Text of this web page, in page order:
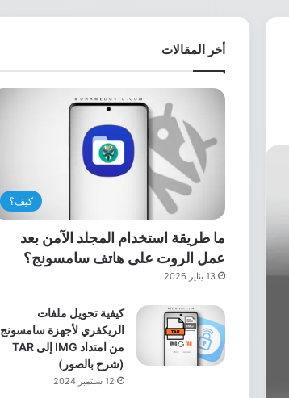
أخر المقالات
كيف؟
ما طريقة استخدام المجلد الآمن بعد
عمل الروت على هاتف سامسونج؟
13 يناير 2026
كيفية تحويل ملفات
الريكفري لأجهزة سامسونج
من امتداد IMG إلى TAR
(شرح بالصور)
12 سبتمبر 2024